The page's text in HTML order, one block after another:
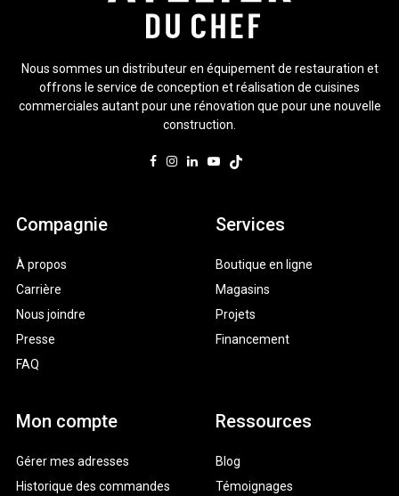
Nous sommes un distributeur en équipement de restauration et
offrons le service de conception et réalisation de cuisines
commerciales autant pour une rénovation que pour une nouvelle
construction.
Compagnie
À propos
Carrière
Nous joindre
Presse
FAQ
Services
Boutique en ligne
Magasins
Projets
Financement
Mon compte
Gérer mes adresses
Historique des commandes
Ressources
Blog
Témoignages